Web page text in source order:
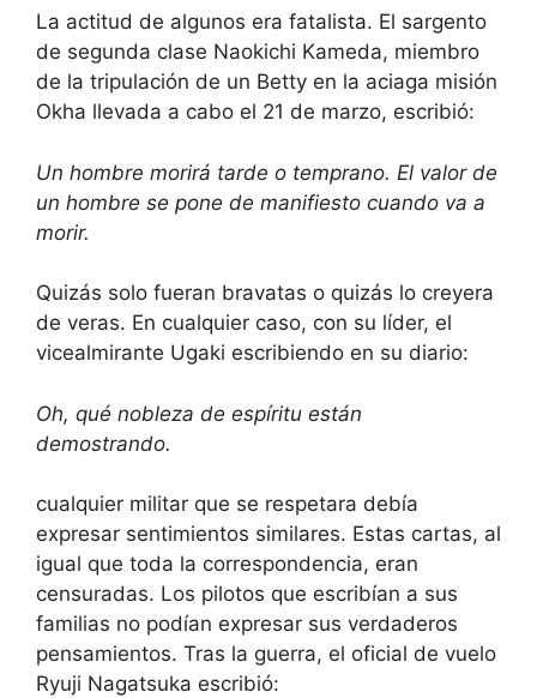
La actitud de algunos era fatalista. El sargento
de segunda clase Naokichi Kameda, miembro
de la tripulación de un Betty en la aciaga misión
Okha llevada a cabo el 21 de marzo, escribió:
Un hombre morirá tarde o temprano. El valor de
un hombre se pone de manifiesto cuando va a
morir.
Quizás solo fueran bravatas o quizás lo creyera
de veras. En cualquier caso, con su líder, el
vicealmirante Ugaki escribiendo en su diario:
Oh, qué nobleza de espíritu están
demostrando.
cualquier militar que se respetara debía
expresar sentimientos similares. Estas cartas, al
igual que toda la correspondencia, eran
censuradas. Los pilotos que escribían a sus
familias no podían expresar sus verdaderos
pensamientos. Tras la guerra, el oficial de vuelo
Ryuji Nagatsuka escribió: